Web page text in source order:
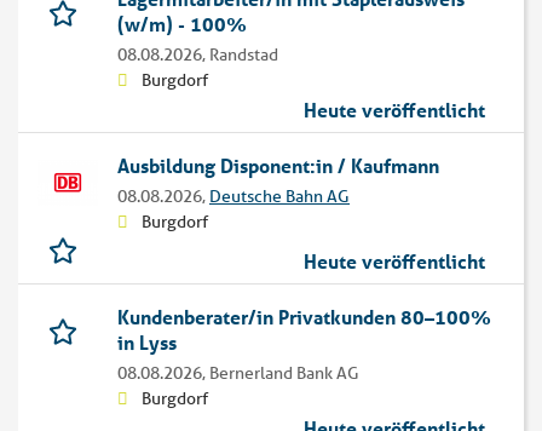
(w/m) - 100%
08.08.2026, Randstad
Burgdorf
Heute veröffentlicht
Ausbildung Disponent:in / Kaufmann
08.08.2026, Deutsche Bahn AG
Burgdorf
Heute veröffentlicht
Kundenberater/in Privatkunden 80–100%
in Lyss
08.08.2026, Bernerland Bank AG
Burgdorf